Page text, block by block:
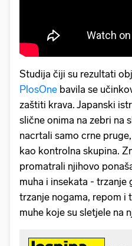
Studija čiji su rezultati
PlosOne bavila se
zaštiti krava. Japanski
slične onima na zebri na
nacrtali samo crne
kao kontrolna skupina.
promatrali njihovo
muha i insekata - trzanje
trzanje nogama, repom i
muhe koje su sletjele na